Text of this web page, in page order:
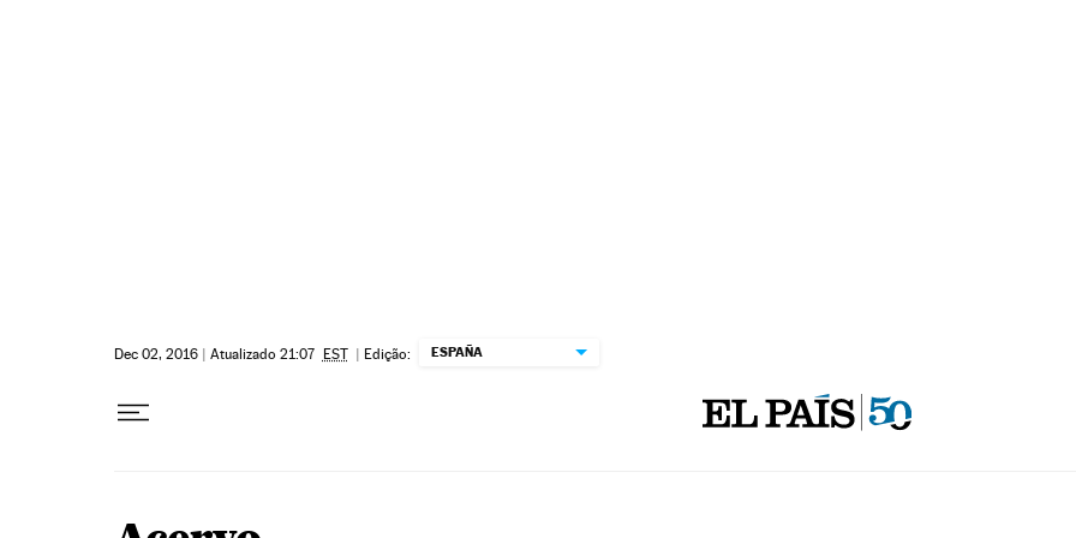
Dec 02, 2016 | Atualizado 21:07 EST | Edição: ESPAÑA